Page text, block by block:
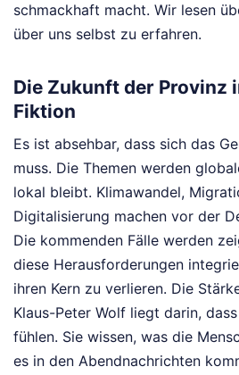
schmackhaft macht. Wir lesen
über uns selbst zu erfahren.
Die Zukunft der Provinz
Fiktion
Es ist absehbar, dass sich das
muss. Die Themen werden
lokal bleibt. Klimawandel,
Digitalisierung machen vor der
Die kommenden Fälle werden
diese Herausforderungen
ihren Kern zu verlieren. Die
Klaus-Peter Wolf liegt darin,
fühlen. Sie wissen, was die
es in den Abendnachrichten